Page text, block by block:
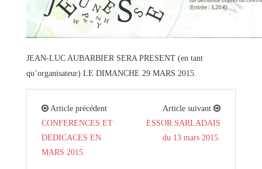
JEAN-LUC AUBARBIER SERA PRESENT (en tant
qu’organisateur) LE DIMANCHE 29 MARS 2015.
Article précédent
CONFERENCES ET
DEDICACES EN
MARS 2015.
Article suivant
ESSOR SARLADAIS
du 13 mars 2015.